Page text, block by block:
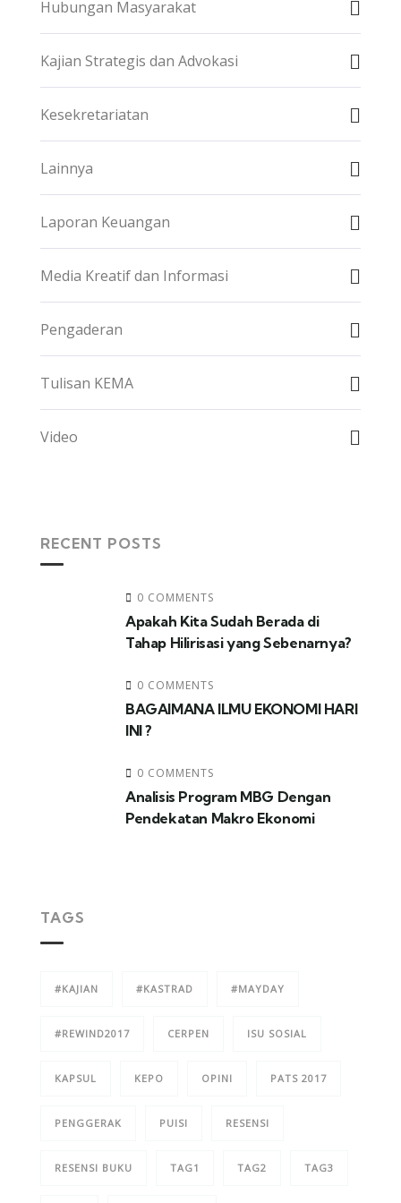
Hubungan Masyarakat
Kajian Strategis dan Advokasi
Kesekretariatan
Lainnya
Laporan Keuangan
Media Kreatif dan Informasi
Pengaderan
Tulisan KEMA
Video
RECENT POSTS
0 COMMENTS
Apakah Kita Sudah Berada di
Tahap Hilirisasi yang Sebenarnya?
0 COMMENTS
BAGAIMANA ILMU EKONOMI HARI
INI ?
0 COMMENTS
Analisis Program MBG Dengan
Pendekatan Makro Ekonomi
TAGS
#KAJIAN #KASTRAD #MAYDAY
#REWIND2017 CERPEN ISU SOSIAL
KAPSUL KEPO OPINI PATS 2017
PENGGERAK PUISI RESENSI
RESENSI BUKU TAG1 TAG2 TAG3